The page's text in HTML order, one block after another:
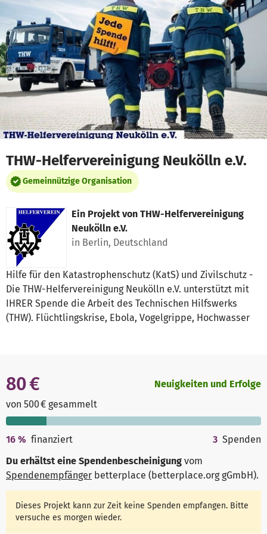
Zum Hauptinhalt springen
Erklärung zur Barrierefreiheit anzeigen
THW-Helfervereinigung Neukölln e.V.
Gemeinnützige Organisation
Ein Projekt von THW-Helfervereinigung
Neukölln e.V.
in Berlin, Deutschland
Hilfe für den Katastrophenschutz (KatS) und Zivilschutz -
Die THW-Helfervereinigung Neukölln e.V. unterstützt mit
IHRER Spende die Arbeit des Technischen Hilfswerks
(THW). Flüchtlingskrise, Ebola, Vogelgrippe, Hochwasser
80 €
von 500 € gesammelt
Neuigkeiten und Erfolge
16 % finanziert 3 Spenden
Du erhältst eine Spendenbescheinigung vom
Spendenempfänger betterplace (betterplace.org gGmbH).
Dieses Projekt kann zur Zeit keine Spenden empfangen. Bitte
versuche es morgen wieder.